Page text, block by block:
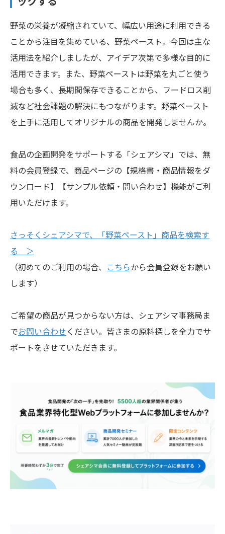
野菜の栄養が凝縮されていて、幅広い用途に利用できる
ことから注目を集めている、野菜ペースト。今回は主な
活用法を紹介しましたが、アイデア次第で多様な目的に
活用できます。また、野菜ペーストは野菜を丸ごと使う
場合も多く、長期間保存できることから、フードロス削
減など社会課題の解決にもつながります。野菜ペースト
を上手に活用してオリジナルの商品を開発しませんか。
食品の企画開発をサポートする「シェアシマ」では、無
料の会員登録で、商品ページの【規格書・商品情報をダ
ウンロード】【サンプル依頼・問い合わせ】機能がご利
用いただけます。
さっそくシェアシマで、「野菜ペースト」商品を検索す
る ＞
（初めてのご利用の場合、
こちらから会員登録をお願い
します）
ご希望の商品が見つからない方は、シェアシマ事務局ま
でお問い合わせ ください。皆さまの原料探しを全力でサ
ポートをさせていただきます。